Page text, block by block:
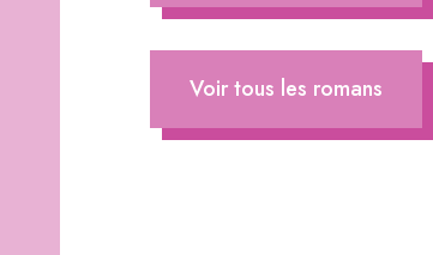
Voir tous les romans